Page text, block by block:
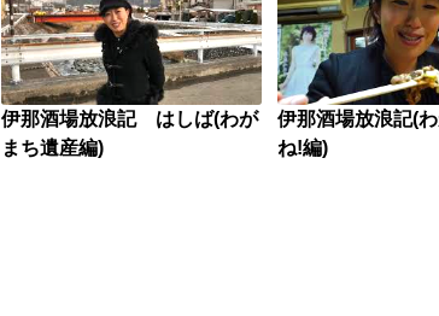
伊那酒場放浪記 はしば(わが
まち遺産編)
伊那酒場放浪記(
ね!編)